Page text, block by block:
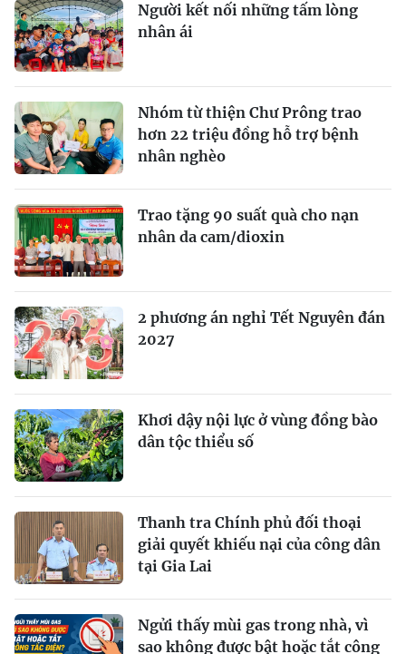
Người kết nối những tấm lòng
nhân ái
Nhóm từ thiện Chư Prông trao
hơn 22 triệu đồng hỗ trợ bệnh
nhân nghèo
Trao tặng 90 suất quà cho nạn
nhân da cam/dioxin
2 phương án nghỉ Tết Nguyên đán
2027
Khơi dậy nội lực ở vùng đồng bào
dân tộc thiểu số
Thanh tra Chính phủ đối thoại
giải quyết khiếu nại của công dân
tại Gia Lai
Ngửi thấy mùi gas trong nhà, vì
sao không được bật hoặc tắt công